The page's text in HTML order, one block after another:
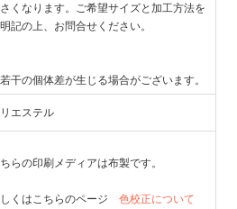
くなります。ご希望サイズと加工方法を
記の上、お問合せください。
干の個体差が生じる場合がございます。
エステル
ちらの印刷メディアは布製です。
くはこちらのページ色校正について